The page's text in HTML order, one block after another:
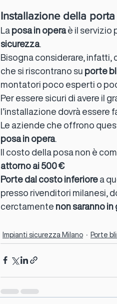
Installazione della
La posa in opera è il servizio
sicurezza
Bisogna considerare, infatti,
che si riscontrano su porte
montatori poco esperti o
Per essere sicuri di avere il
l’installazione dovrà essere
Le aziende che offrono
posa in opera
Il costo della posa non è
attorno ai 500 €
Porte dal costo inferiore a
presso rivenditori milanesi,
cerctamente non saranno
Impianti sicurezza Milano Porte